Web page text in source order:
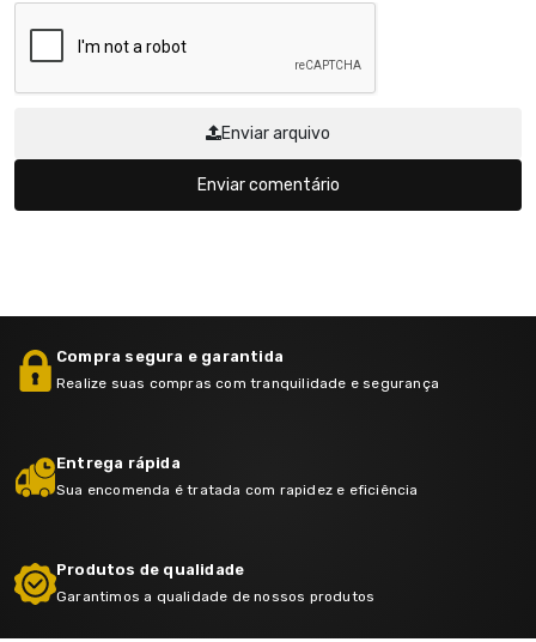
Enviar arquivo
Enviar comentário
Compra segura e garantida
Realize suas compras com tranquilidade e segurança
Entrega rápida
Sua encomenda é tratada com rapidez e eficiência
Produtos de qualidade
Garantimos a qualidade de nossos produtos